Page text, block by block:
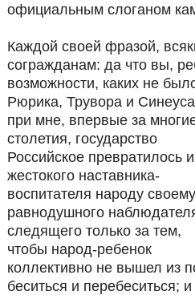
официальным слоганом
Каждой своей фразой,
согражданам: да что вы,
возможности, каких не
Рюрика, Трувора и
при мне, впервые за
столетия, государство
Российское превратилось
жестокого наставника-
воспитателя народу
равнодушного
следящего только за тем,
чтобы народ-ребенок
коллективно не вышел из
беситься и перебеситься;